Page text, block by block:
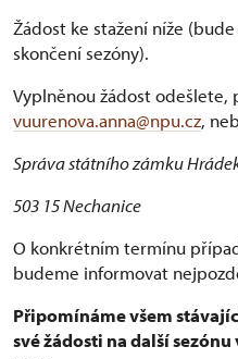
Žádost ke stažení níže
skončení sezóny).
Vyplněnou žádost odešlete,
vuurenova.anna@npu.cz,
Správa státního zámku
503 15 Nechanice
O konkrétním termínu
budeme informovat
Připomínáme všem
své žádosti na další